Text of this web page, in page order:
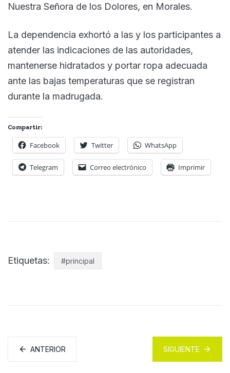
Nuestra Señora de los Dolores, en Morales.
La dependencia exhortó a las y los participantes a
atender las indicaciones de las autoridades,
mantenerse hidratados y portar ropa adecuada
ante las bajas temperaturas que se registran
durante la madrugada.
Compartir:
Facebook Twitter WhatsApp
Telegram Correo electrónico Imprimir
Etiquetas: #principal
ANTERIOR SIGUIENTE